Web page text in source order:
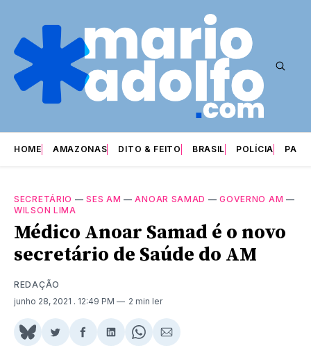
HOME AMAZONAS DITO & FEITO BRASIL POLÍCIA
SECRETÁRIO —SES AM —ANOAR SAMAD —GOVERNO AM —
WILSON LIMA
Médico Anoar Samad é o novo
secretário de Saúde do AM
REDAÇÃO
junho 28, 2021 . 12:49 PM 2 min ler
ShareCompartilhar
Compartilhar
Compartilhar
ShareCompartilhar